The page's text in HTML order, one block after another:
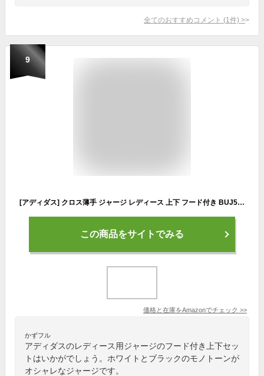
全てのおすすめコメント (1 件) >
9
[アディダス] クロス薄手 ジャージ レディース 上下 フード付き BUJ50/BUJ26 ホワイト/ブラック J/XLサイズ
この商品をサイトでみる
価格と在庫をAmazonでチェック >>
かずフル
アディダスのレディース用ジャージのフード付き上下セッ
トはいかがでしょう。ホワイトとブラックのモノトーンが
オシャレなジャージです。